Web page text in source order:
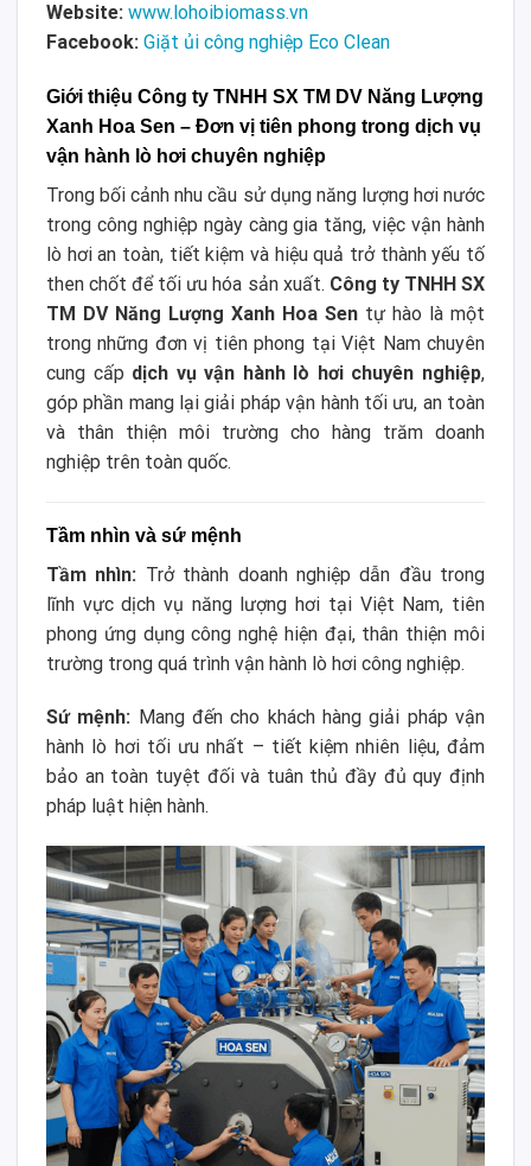
Website: www.lohoibiomass.vn
Facebook: Giặt ủi công nghiệp Eco Clean
Giới thiệu Công ty TNHH SX TM DV Năng Lượng
Xanh Hoa Sen – Đơn vị tiên phong trong dịch vụ
vận hành lò hơi chuyên nghiệp
Trong bối cảnh nhu cầu sử dụng năng lượng hơi nước
trong công nghiệp ngày càng gia tăng, việc vận hành
lò hơi an toàn, tiết kiệm và hiệu quả trở thành yếu tố
then chốt để tối ưu hóa sản xuất. Công ty TNHH SX
TM DV Năng Lượng Xanh Hoa Sen tự hào là một
trong những đơn vị tiên phong tại Việt Nam chuyên
cung cấp dịch vụ vận hành lò hơi chuyên nghiệp,
góp phần mang lại giải pháp vận hành tối ưu, an toàn
và thân thiện môi trường cho hàng trăm doanh
nghiệp trên toàn quốc.
Tầm nhìn và sứ mệnh
Tầm nhìn: Trở thành doanh nghiệp dẫn đầu trong
lĩnh vực dịch vụ năng lượng hơi tại Việt Nam, tiên
phong ứng dụng công nghệ hiện đại, thân thiện môi
trường trong quá trình vận hành lò hơi công nghiệp.
Sứ mệnh: Mang đến cho khách hàng giải pháp vận
hành lò hơi tối ưu nhất – tiết kiệm nhiên liệu, đảm
bảo an toàn tuyệt đối và tuân thủ đầy đủ quy định
pháp luật hiện hành.